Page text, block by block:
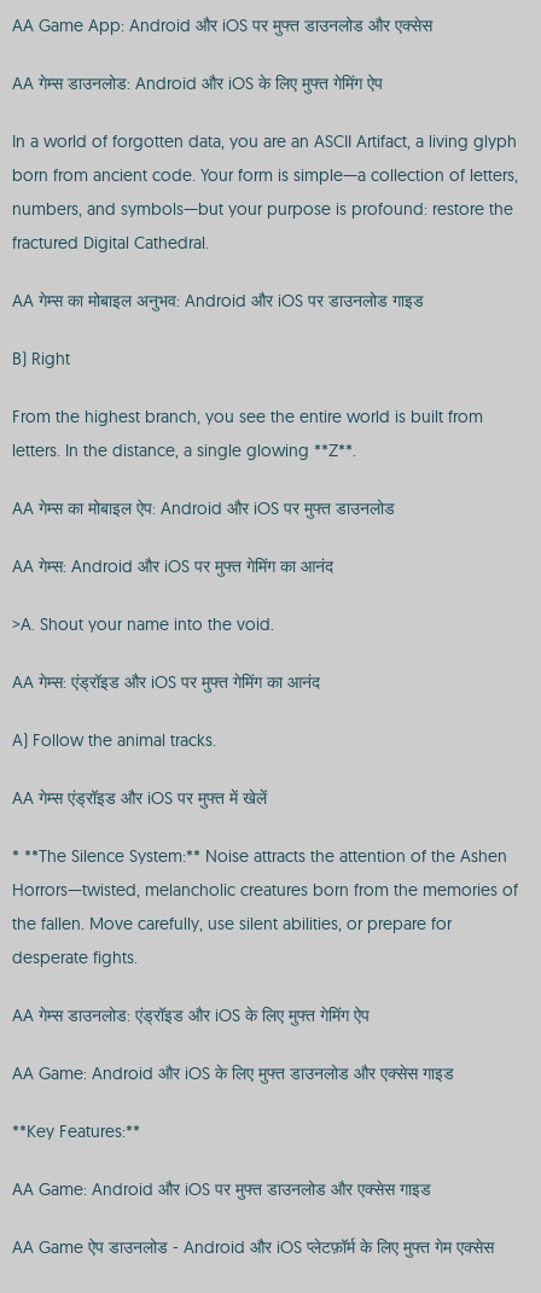
AA Game App: Android और iOS पर मुफ्त डाउनलोड और एक्सेस
AA गेम्स डाउनलोड: Android और iOS के लिए मुफ्त गेमिंग ऐप
In a world of forgotten data, you are an ASCII Artifact, a living glyph
born from ancient code. Your form is simple—a collection of letters,
numbers, and symbols—but your purpose is profound: restore the
fractured Digital Cathedral.
AA गेम्स का मोबाइल अनुभव: Android और iOS पर डाउनलोड गाइड
B) Right
From the highest branch, you see the entire world is built from
letters. In the distance, a single glowing **Z**.
AA गेम्स का मोबाइल ऐप: Android और iOS पर मुफ्त डाउनलोड
AA गेम्स: Android और iOS पर मुफ्त गेमिंग का आनंद
>A. Shout your name into the void.
AA गेम्स: एंड्रॉइड और iOS पर मुफ्त गेमिंग का आनंद
A) Follow the animal tracks.
AA गेम्स एंड्रॉइड और iOS पर मुफ्त में खेलें
* **The Silence System:** Noise attracts the attention of the Ashen
Horrors—twisted, melancholic creatures born from the memories of
the fallen. Move carefully, use silent abilities, or prepare for
desperate fights.
AA गेम्स डाउनलोड: एंड्रॉइड और iOS के लिए मुफ्त गेमिंग ऐप
AA Game: Android और iOS के लिए मुफ्त डाउनलोड और एक्सेस गाइड
**Key Features:**
AA Game: Android और iOS पर मुफ्त डाउनलोड और एक्सेस गाइड
AA Game ऐप डाउनलोड - Android और iOS प्लेटफ़ॉर्म के लिए मुफ्त गेम एक्सेस